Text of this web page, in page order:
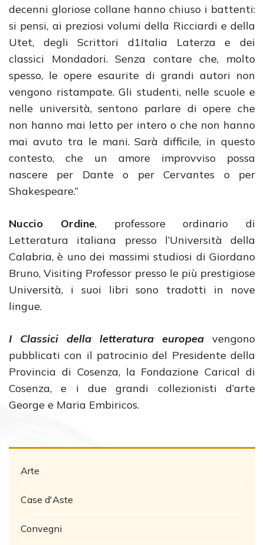
decenni gloriose collane hanno chiuso i battenti:
si pensi, ai preziosi volumi della Ricciardi e della
Utet, degli Scrittori d1Italia Laterza e dei
classici Mondadori. Senza contare che, molto
spesso, le opere esaurite di grandi autori non
vengono ristampate. Gli studenti, nelle scuole e
nelle università, sentono parlare di opere che
non hanno mai letto per intero o che non hanno
mai avuto tra le mani. Sarà difficile, in questo
contesto, che un amore improvviso possa
nascere per Dante o per Cervantes o per
Shakespeare.”
Nuccio Ordine, professore ordinario di
Letteratura italiana presso l’Università della
Calabria, è uno dei massimi studiosi di Giordano
Bruno, Visiting Professor presso le più prestigiose
Università, i suoi libri sono tradotti in nove
lingue.
I Classici della letteratura europea vengono
pubblicati con il patrocinio del Presidente della
Provincia di Cosenza, la Fondazione Carical di
Cosenza, e i due grandi collezionisti d’arte
George e Maria Embiricos.
Arte
Case d'Aste
Convegni